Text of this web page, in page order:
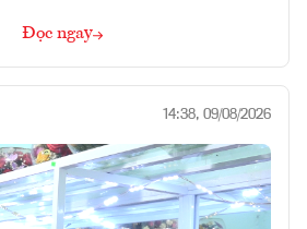
Đọc ngay
14:38, 09/08/2026